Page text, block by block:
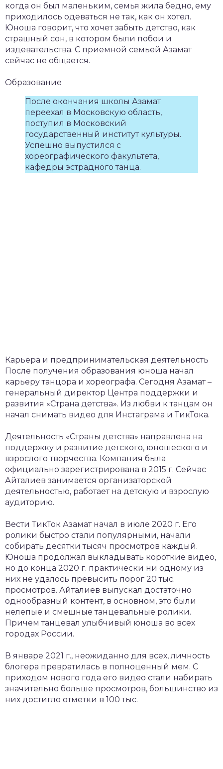
когда он был маленьким, семья жила бедно, ему
приходилось одеваться не так, как он хотел.
Юноша говорит, что хочет забыть детство, как
страшный сон, в котором были побои и
издевательства. С приемной семьей Азамат
сейчас не общается.
Образование
После окончания школы Азамат
переехал в Московскую область,
поступил в Московский
государственный институт культуры.
Успешно выпустился с
хореографического факультета,
кафедры эстрадного танца.
Карьера и предпринимательская деятельность
После получения образования юноша начал
карьеру танцора и хореографа. Сегодня Азамат –
генеральный директор Центра поддержки и
развития «Страна детства». Из любви к танцам он
начал снимать видео для Инстаграма и ТикТока.
Деятельность «Страны детства» направлена на
поддержку и развитие детского, юношеского и
взрослого творчества. Компания была
официально зарегистрирована в 2015 г. Сейчас
Айталиев занимается организаторской
деятельностью, работает на детскую и взрослую
аудиторию.
Вести ТикТок Азамат начал в июле 2020 г. Его
ролики быстро стали популярными, начали
собирать десятки тысяч просмотров каждый.
Юноша продолжал выкладывать короткие видео,
но до конца 2020 г. практически ни одному из
них не удалось превысить порог 20 тыс.
просмотров. Айталиев выпускал достаточно
однообразный контент, в основном, это были
нелепые и смешные танцевальные ролики.
Причем танцевал улыбчивый юноша во всех
городах России.
В январе 2021 г., неожиданно для всех, личность
блогера превратилась в полноценный мем. С
приходом нового года его видео стали набирать
значительно больше просмотров, большинство из
них достигло отметки в 100 тыс.